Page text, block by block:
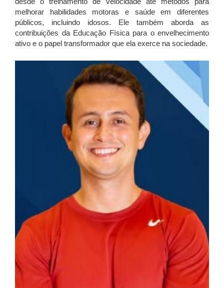
melhorar habilidades motoras e saúde em diferentes
públicos, incluindo idosos. Ele também aborda as
contribuições da Educação Física para o envelhecimento
ativo e o papel transformador que ela exerce na sociedade.